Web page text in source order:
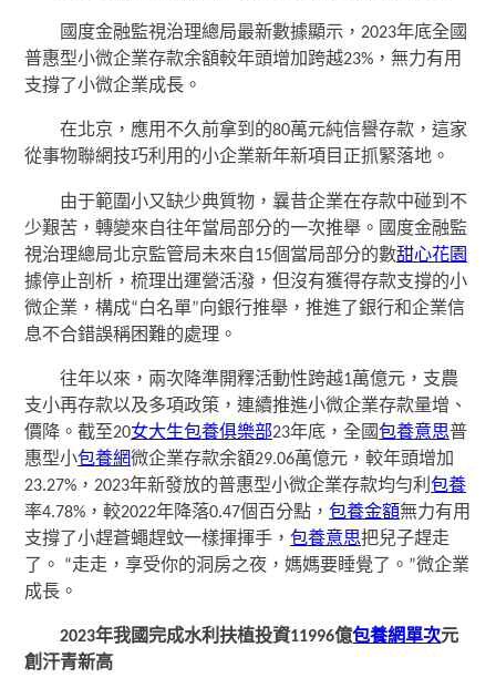
國度金融監視治理總局最新數據顯示，2023年底全國
普惠型小微企業存款余額較年頭增加跨越23%，無力有用
支撐了小微企業成長。
在北京，應用不久前拿到的80萬元純信譽存款，這家
從事物聯網技巧利用的小企業新年新項目正抓緊落地。
由于範圍小又缺少典質物，曩昔企業在存款中碰到不
少艱苦，轉變來自往年當局部分的一次推舉。國度金融監
視治理總局北京監管局未來自15個當局部分的數甜心花園
據停止剖析，梳理出運營活潑，但沒有獲得存款支撐的小
微企業，構成“白名單”向銀行推舉，推進了銀行和企業信
息不合錯誤稱困難的處理。
往年以來，兩次降準開釋活動性跨越1萬億元，支農
支小再存款以及多項政策，連續推進小微企業存款量增、
價降。截至20女大生包養俱樂部23年底，全國包養意思普
惠型小包養網微企業存款余額29.06萬億元，較年頭增加
23.27%，2023年新發放的普惠型小微企業存款均勻利包養
率4.78%，較2022年降落0.47個百分點，包養金額無力有用
支撐了小趕蒼蠅趕蚊一樣揮揮手，包養意思把兒子趕走
了。 “走走，享受你的洞房之夜，媽媽要睡覺了。”微企業
成長。
2023年我國完成水利扶植投資11996億包養網單次元
創汗青新高